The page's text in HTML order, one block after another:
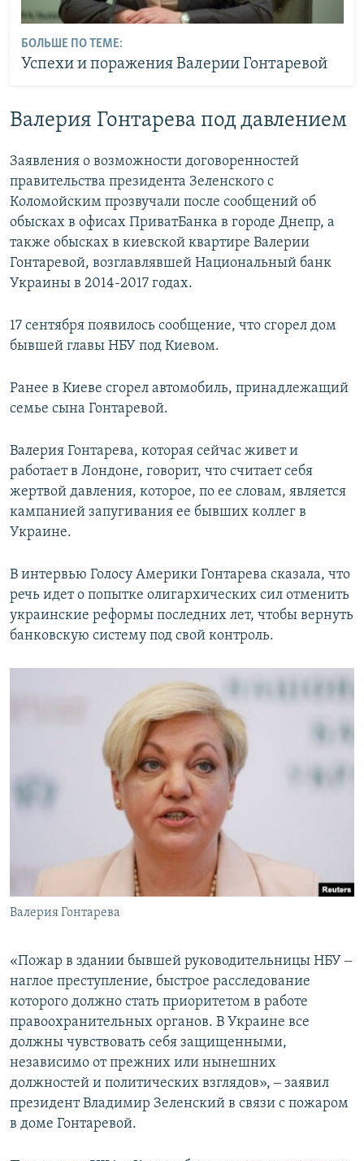
БОЛЬШЕ ПО ТЕМЕ:
Успехи и поражения Валерии Гонтаревой
Валерия Гонтарева под давлением
Заявления о возможности договоренностей
правительства президента Зеленского с
Коломойским прозвучали после сообщений об
обысках в офисах ПриватБанка в городе Днепр, а
также обысках в киевской квартире Валерии
Гонтаревой, возглавлявшей Национальный банк
Украины в 2014-2017 годах.
17 сентября появилось сообщение, что сгорел дом
бывшей главы НБУ под Киевом.
Ранее в Киеве сгорел автомобиль, принадлежащий
семье сына Гонтаревой.
Валерия Гонтарева, которая сейчас живет и
работает в Лондоне, говорит, что считает себя
жертвой давления, которое, по ее словам, является
кампанией запугивания ее бывших коллег в
Украине.
В интервью Голосу Америки Гонтарева сказала, что
речь идет о попытке олигархических сил отменить
украинские реформы последних лет, чтобы вернуть
банковскую систему под свой контроль.
Валерия Гонтарева
«Пожар в здании бывшей руководительницы НБУ ‒
наглое преступление, быстрое расследование
которого должно стать приоритетом в работе
правоохранительных органов. В Украине все
должны чувствовать себя защищенными,
независимо от прежних или нынешних
должностей и политических взглядов», ‒ заявил
президент Владимир Зеленский в связи с пожаром
в доме Гонтаревой.